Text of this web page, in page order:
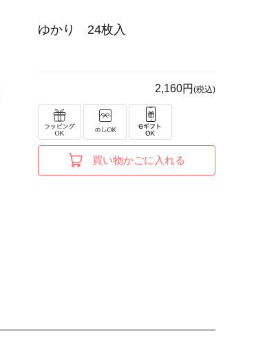
ゆかり 24枚入
2,160円 (税込)
買い物かごに入れる